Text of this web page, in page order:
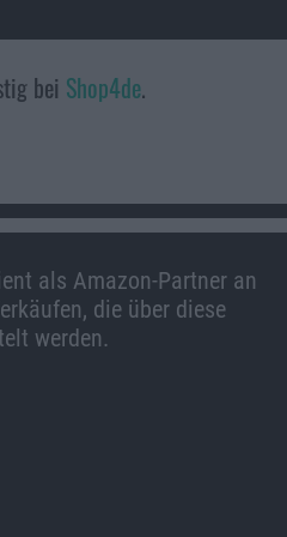
bei Shop4de.
als Amazon-Partner an
die über diese
werden.